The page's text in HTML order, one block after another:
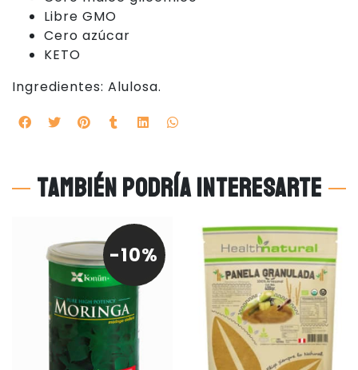
Libre GMO
Cero azúcar
KETO
Ingredientes: Alulosa.
También podría interesarte
-10%